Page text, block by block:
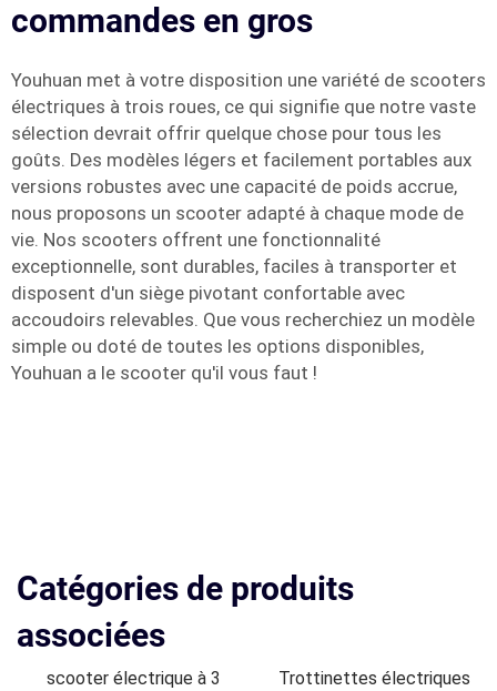
commandes en gros
Youhuan met à votre disposition une variété de scooters
électriques à trois roues, ce qui signifie que notre vaste
sélection devrait offrir quelque chose pour tous les
goûts. Des modèles légers et facilement portables aux
versions robustes avec une capacité de poids accrue,
nous proposons un scooter adapté à chaque mode de
vie. Nos scooters offrent une fonctionnalité
exceptionnelle, sont durables, faciles à transporter et
disposent d'un siège pivotant confortable avec
accoudoirs relevables. Que vous recherchiez un modèle
simple ou doté de toutes les options disponibles,
Youhuan a le scooter qu'il vous faut !
Catégories de produits
associées
scooter électrique à 3
Trottinettes électriques